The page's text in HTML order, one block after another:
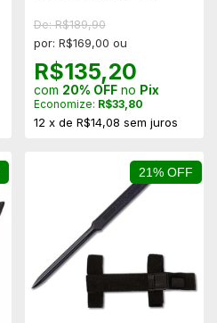
De: R$189,90
por: R$169,00 ou
R$135,20
com 20% OFFno Pix
Economize: R$33,80
12 x de R$14,08 sem juros
21% OFF